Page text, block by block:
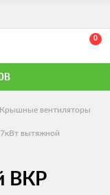
0
Крышные вентиляторы
вытяжной
ВКР